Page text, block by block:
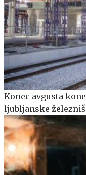
Konec avgusta
ljubljanske